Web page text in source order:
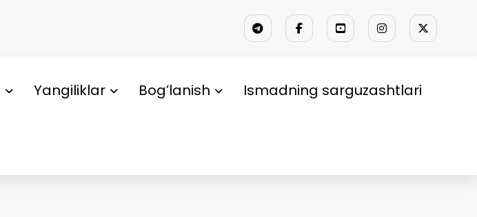
Yangiliklar Bog’lanish Ismadning sarguzashtlari